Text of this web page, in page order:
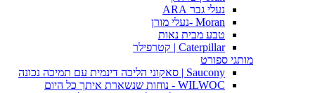
נעלי גבר ARA
Moran -נעלי מורן
טבע מבית נאות
Caterpillar | קטרפילר
מותגי ספורט
Saucony | סאקוני הליכה דינמית עם תמיכה נכונה
WILWOC - נוחות שנשארת איתך כל היום